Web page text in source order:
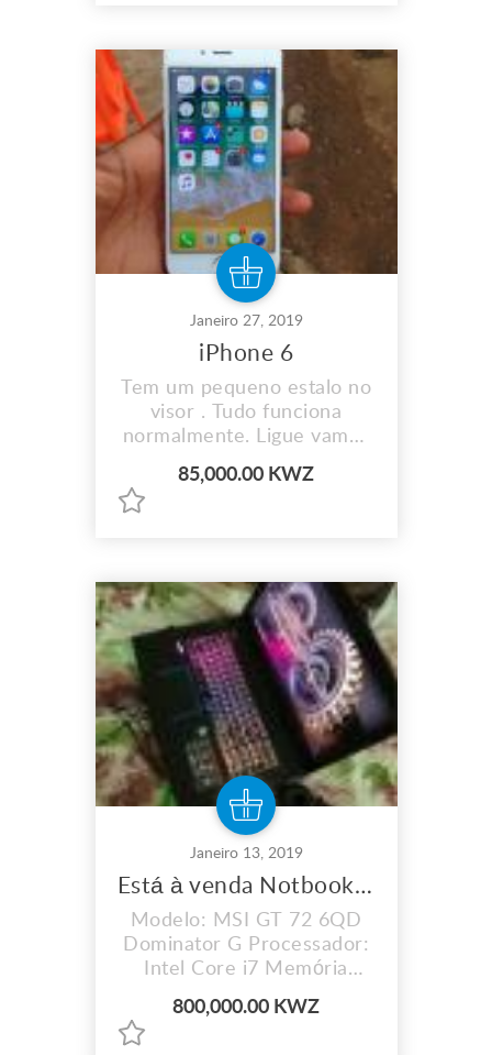
Janeiro 27, 2019
iPhone 6
Tem um pequeno estalo no
visor . Tudo funciona
normalmente. Ligue vamos
85,000.00 KWZ
Janeiro 13, 2019
Está à venda Notbook para jogos!
Modelo: MSI GT 72 6QD
Dominator G Processador:
Intel Core i7 Memória
duro: 1 TB Bom para
programas gráficos como
800,000.00 KWZ